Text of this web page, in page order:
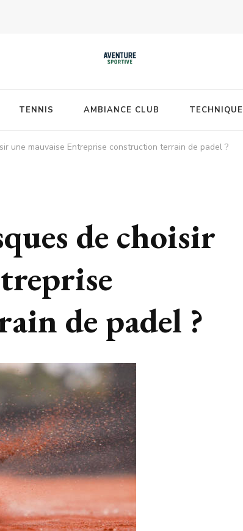
TENNIS AMBIANCE CLUB TECHNIQUE
une mauvaise Entreprise construction terrain de padel ?
de choisir
de padel ?